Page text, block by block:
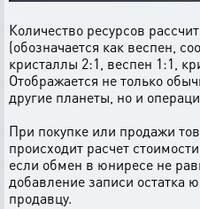
Количество ресурсов
(обозначается как веспен,
кристаллы 2:1, веспен 1:1,
Отображается не только
другие планеты, но и
При покупке или продажи
происходит расчет
если обмен в юниресе не
добавление записи остатка
продавцу.